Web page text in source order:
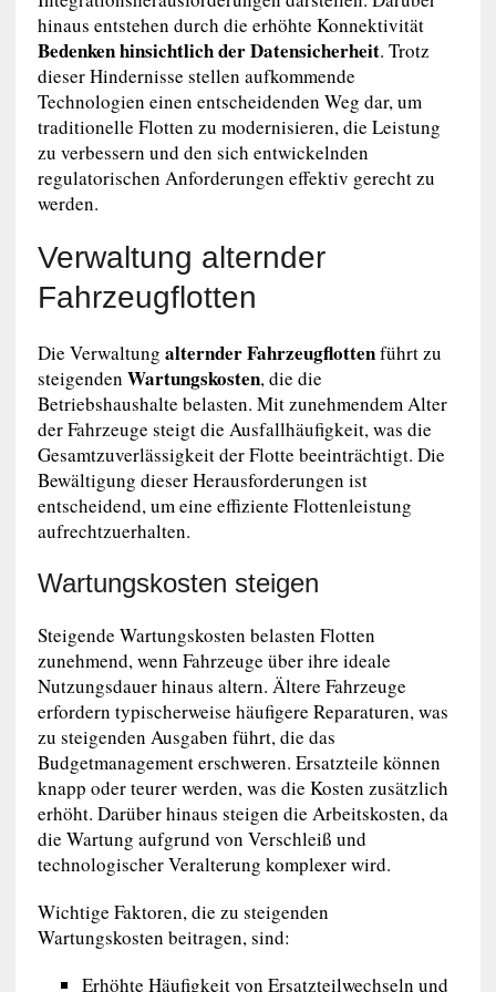
hinaus entstehen durch die erhöhte Konnektivität
Bedenken hinsichtlich der Datensicherheit. Trotz
dieser Hindernisse stellen aufkommende
Technologien einen entscheidenden Weg dar, um
traditionelle Flotten zu modernisieren, die Leistung
zu verbessern und den sich entwickelnden
regulatorischen Anforderungen effektiv gerecht zu
werden.
Verwaltung alternder
Fahrzeugflotten
Die Verwaltung alternder Fahrzeugflottenführt zu
steigenden Wartungskosten, die die
Betriebshaushalte belasten. Mit zunehmendem Alter
der Fahrzeuge steigt die Ausfallhäufigkeit, was die
Gesamtzuverlässigkeit der Flotte beeinträchtigt. Die
Bewältigung dieser Herausforderungen ist
entscheidend, um eine effiziente Flottenleistung
aufrechtzuerhalten.
Wartungskosten steigen
Steigende Wartungskosten belasten Flotten
zunehmend, wenn Fahrzeuge über ihre ideale
Nutzungsdauer hinaus altern. Ältere Fahrzeuge
erfordern typischerweise häufigere Reparaturen, was
zu steigenden Ausgaben führt, die das
Budgetmanagement erschweren. Ersatzteile können
knapp oder teurer werden, was die Kosten zusätzlich
erhöht. Darüber hinaus steigen die Arbeitskosten, da
die Wartung aufgrund von Verschleiß und
technologischer Veralterung komplexer wird.
Wichtige Faktoren, die zu steigenden
Wartungskosten beitragen, sind:
Erhöhte Häufigkeit von Ersatzteilwechseln und